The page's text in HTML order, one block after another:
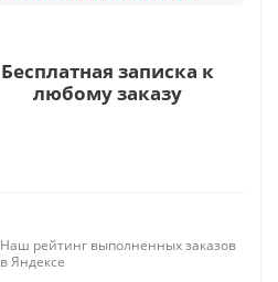
Бесплатная записка к
любому заказу
Наш рейтинг выполненных заказов
в Яндексе